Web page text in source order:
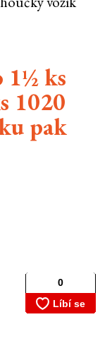
1½ ks
1020
pak